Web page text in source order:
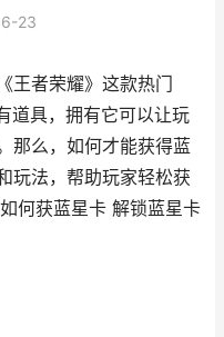
23
王者荣耀》这款热门
道具，拥有它可以让玩
那么，如何才能获得蓝
玩法，帮助玩家轻松获
何获蓝星卡 解锁蓝星卡